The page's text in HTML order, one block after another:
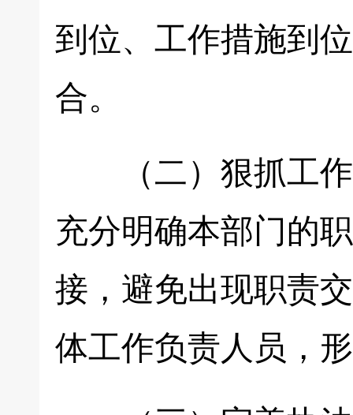
到位、工作措施到
合。
（二）狠抓工作
充分明确本部门的
接，避免出现职责
体工作负责人员，